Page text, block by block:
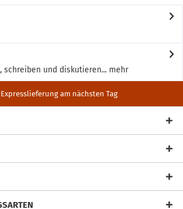
schreiben und diskutieren... mehr
Expresslieferung am nächsten Tag